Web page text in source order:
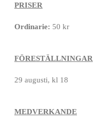
PRISER
Ordinarie: 50 kr
FÖRESTÄLLNINGAR
29 augusti, kl 18
MEDVERKANDE